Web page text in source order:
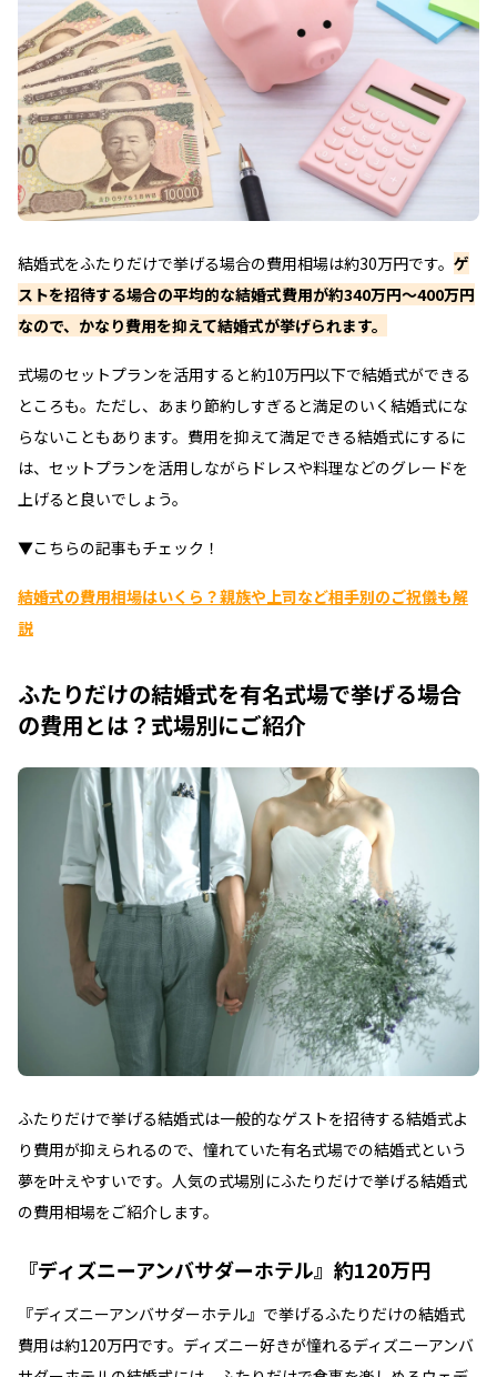
結婚式をふたりだけで挙げる場合の費用相場は約30万円です。 ゲ
ストを招待する場合の平均的な結婚式費用が約340万円～400万円
なので、かなり費用を抑えて結婚式が挙げられます。
式場のセットプランを活用すると約10万円以下で結婚式ができる
ところも。ただし、あまり節約しすぎると満足のいく結婚式にな
らないこともあります。費用を抑えて満足できる結婚式にするに
は、セットプランを活用しながらドレスや料理などのグレードを
上げると良いでしょう。
▼こちらの記事もチェック！
結婚式の費用相場はいくら？親族や上司など相手別のご祝儀も解
説
ふたりだけの結婚式を有名式場で挙げる場合
の費用とは？式場別にご紹介
ふたりだけで挙げる結婚式は一般的なゲストを招待する結婚式よ
り費用が抑えられるので、憧れていた有名式場での結婚式という
夢を叶えやすいです。人気の式場別にふたりだけで挙げる結婚式
の費用相場をご紹介します。
『ディズニーアンバサダーホテル』約120万円
『ディズニーアンバサダーホテル』で挙げるふたりだけの結婚式
費用は約120万円です。ディズニー好きが憧れるディズニーアンバ